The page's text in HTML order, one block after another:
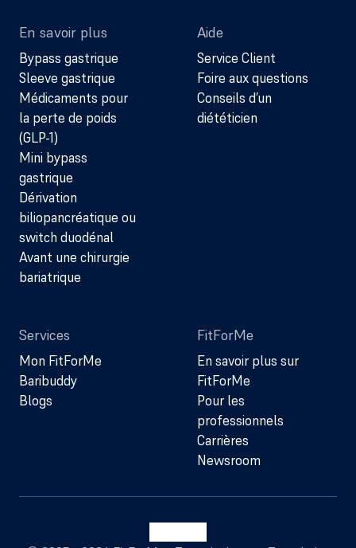
En savoir plus
Bypass gastrique
Sleeve gastrique
Médicaments pour
la perte de poids
(GLP-1)
Mini bypass
gastrique
Dérivation
biliopancréatique ou
switch duodénal
Avant une chirurgie
bariatrique
Aide
Service Client
Foire aux questions
Conseils d’un
diététicien
Services
Mon FitForMe
Baribuddy
Blogs
FitForMe
En savoir plus sur
FitForMe
Pour les
professionnels
Carrières
Newsroom